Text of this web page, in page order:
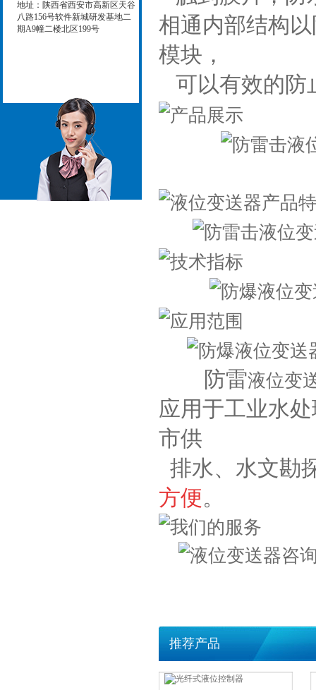
相通内部结构
模块，
可以有效的防
防雷液位变
应用于工业水
市供
排水、水文勘
方便。
推荐产品
地址：陕西省西安市高新区天谷
八路156号软件新城研发基地二
期A9幢二楼北区199号